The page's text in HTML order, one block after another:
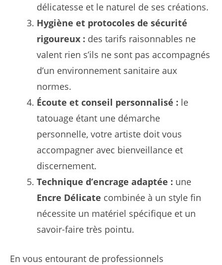
délicatesse et le naturel de ses créations.
Hygiène et protocoles de sécurité
rigoureux : des tarifs raisonnables ne
valent rien s’ils ne sont pas accompagnés
d’un environnement sanitaire aux
normes.
Écoute et conseil personnalisé : le
tatouage étant une démarche
personnelle, votre artiste doit vous
accompagner avec bienveillance et
discernement.
Technique d’encrage adaptée : une
Encre Délicate combinée à un style fin
nécessite un matériel spécifique et un
savoir-faire très pointu.
En vous entourant de professionnels